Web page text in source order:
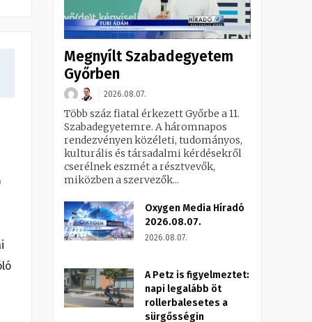
Megnyílt Szabadegyetem
Győrben
2026.08.07.
Több száz fiatal érkezett Győrbe a 11.
Szabadegyetemre. A háromnapos
rendezvényen közéleti, tudományos,
kulturális és társadalmi kérdésekről
cserélnek eszmét a résztvevők,
miközben a szervezők...
Oxygen Media Híradó
2026.08.07.
2026.08.07.
A Petz is figyelmeztet:
napi legalább öt
rollerbalesetes a
sürgősségin